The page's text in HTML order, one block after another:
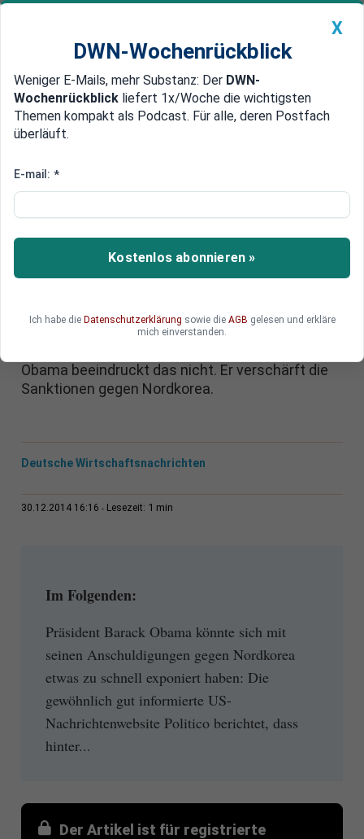
Newsticker MEIN DWN: Geldanlage Premium
Edelmetalle DWN-Magazin China
FBI bleibt bei seiner Version
Experten: Hacker-Spur führt zu
Sony-Mitarbeiter, nicht
Nordkorea
Im Hacking des Sony-Films The Interview hat
der Hacker vermutlich ein frustrierter Mitarbeiter
von Sony ist und Nordkorea wohl nichts mit der
Obama beeindruckt das nicht. Er verschärft die
Sanktionen gegen Nordkorea.
Deutsche Wirtschaftsnachrichten
30.12.2014 16:16 Lesezeit: 1 min
Im Folgenden:
Präsident Barack Obama könnte sich mit
seinen Anschuldigungen gegen Nordkorea
etwas zu schnell exponiert haben: Die
gewöhnlich gut informierte US-
Nachrichtenwebsite Politico berichtet, dass
hinter...
Der Artikel ist für registrierte
X
DWN-Wochenrückblick
Weniger E-Mails, mehr Substanz: Der DWN-
Wochenrückblick liefert 1x/Woche die wichtigsten
Themen kompakt als Podcast. Für alle, deren Postfach
überläuft.
E-mail: *
Kostenlos abonnieren »
Ich habe die Datenschutzerklärung sowie die AGB gelesen und erkläre
mich einverstanden.